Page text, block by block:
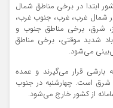
ابتدا در برخی مناطق شمال
شمال غرب، غرب،‌ جنوب غرب،
شرق، برخی مناطق جنوب و
شدید موقتی،‌ برخی مناطق
می‌شود.
بارشی قرار می‌گیرند و عمده
شرق است. چهارشنبه در جنوب
از کشور خارج می‌شود.